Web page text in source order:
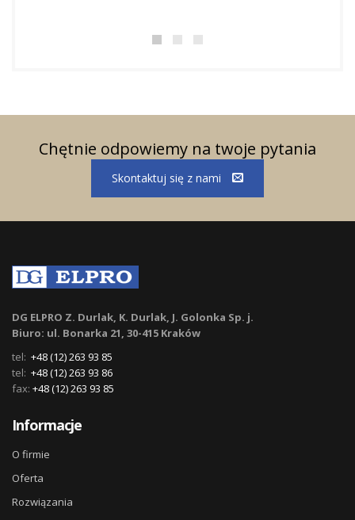
Chętnie odpowiemy na twoje pytania
Skontaktuj się z nami
DG ELPRO Z. Durlak, K. Durlak, J. Golonka Sp. j.
Biuro: ul. Bonarka 21, 30-415 Kraków
tel: +48 (12) 263 93 85
tel: +48 (12) 263 93 86
fax: +48 (12) 263 93 85
Informacje
O firmie
Oferta
Rozwiązania